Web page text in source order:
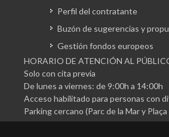
Perfil del contratante
Buzón de sugerencias y
Gestión fondos europeos
HORARIO DE ATENCIÓN AL
Solo con cita previa
De lunes a viernes: de 9:00h a 14:00h
Acceso habilitado para personas con
Parking cercano (Parc de la Mar y Plaça